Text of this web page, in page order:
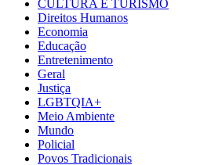
CULTURA E TURISMO
Direitos Humanos
Economia
Educação
Entretenimento
Geral
Justiça
LGBTQIA+
Meio Ambiente
Mundo
Policial
Povos Tradicionais